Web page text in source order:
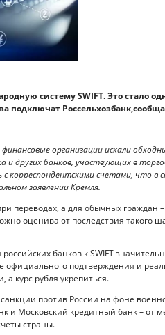
систему SWIFT. Это стало
организации искали
и других банков, участвующих в
корреспондентскими счетами, что в
заявлении Кремля.
переводах, а для обычных
оценивают последствия такого
банков к SWIFT
официального подтверждения и
а курс рубля укрепиться.
против России на фоне
и Московский кредитный банк – от
страны.